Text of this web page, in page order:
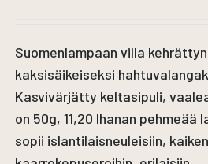
Suomenlampaan villa
kaksisäikeiseksi
Kasvivärjätty keltasipuli,
on 50g, 11,20 Ihanan pehmeää
sopii islantilaisneuleisiin,